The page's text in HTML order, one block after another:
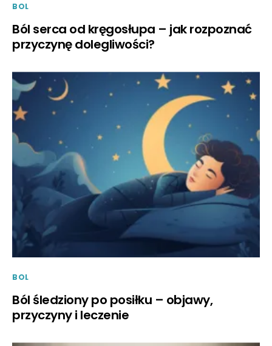
BOL
Ból serca od kręgosłupa – jak rozpoznać
przyczynę dolegliwości?
BOL
Ból śledziony po posiłku – objawy,
przyczyny i leczenie